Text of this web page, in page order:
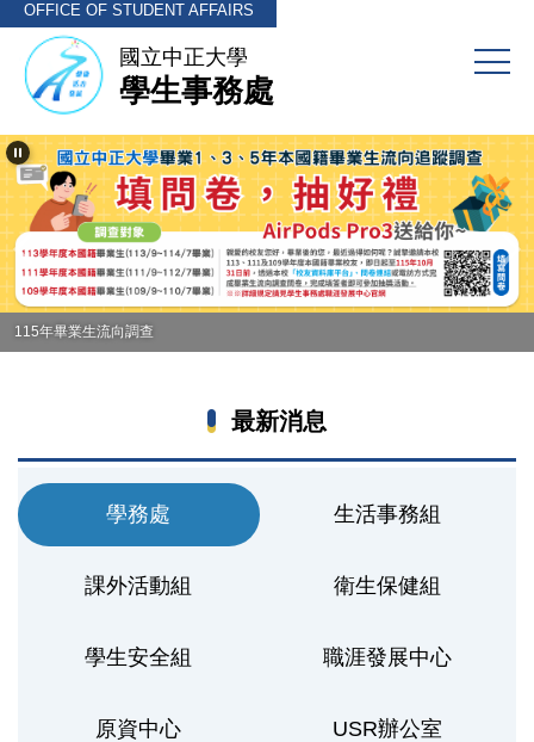
跳
主
內
容
區
OFFICE OF STUDENT AFFAIRS
國立中正大學
學生事務處
115年畢業生流向調查
最新消息
學務處 生活事務組
課外活動組 衛生保健組
學生安全組 職涯發展中心
原資中心 USR辦公室